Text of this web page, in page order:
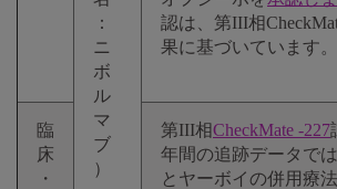
：
ニ
ボ
ル
マ
ブ
）
認は、第III相
果に基づいています。
臨
床
・
第III相CheckMate -227
年間の追跡データで
とヤーボイの併用療